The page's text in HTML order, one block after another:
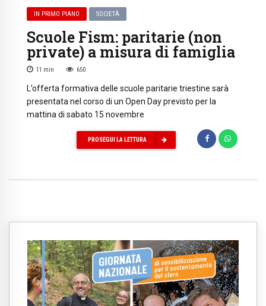
IN PRIMO PIANO SOCIETÀ
Scuole Fism: paritarie (non
private) a misura di famiglia
11 min 650
L’offerta formativa delle scuole paritarie triestine sarà
presentata nel corso di un Open Day previsto per la
mattina di sabato 15 novembre
PROSEGUI LA LETTURA